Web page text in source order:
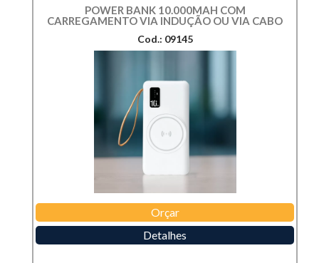
POWER BANK 10.000MAH COM
CARREGAMENTO VIA INDUÇÃO OU VIA CABO
Cod.: 09145
Orçar
Detalhes